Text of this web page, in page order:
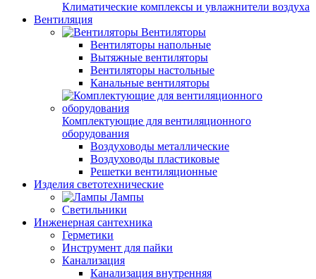
Климатические комплексы и увлажнители воздуха
Вентиляция
Вентиляторы
Вентиляторы напольные
Вытяжные вентиляторы
Вентиляторы настольные
Канальные вентиляторы
Комплектующие для вентиляционного
оборудования
Воздуховоды металлические
Воздуховоды пластиковые
Решетки вентиляционные
Изделия светотехнические
Лампы
Светильники
Инженерная сантехника
Герметики
Инструмент для пайки
Канализация
Канализация внутренняя